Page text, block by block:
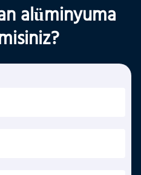
alüminyuma